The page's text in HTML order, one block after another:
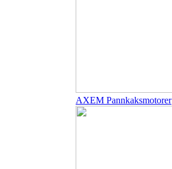
AXEM Pannkaksmotorer